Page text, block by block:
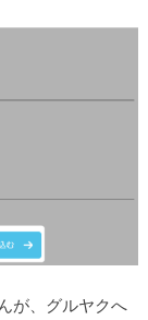
が、グルヤクへ